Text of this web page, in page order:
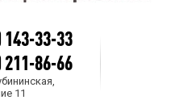
33-33
86-66
11